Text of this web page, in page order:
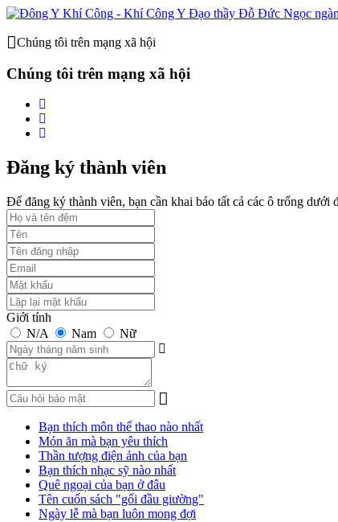
Chúng tôi trên mạng xã hội
Chúng tôi trên mạng xã hội
Đăng ký thành viên
Để đăng ký thành viên, bạn cần khai báo tất cả các ô trống dưới
Giới tính
N/A
Nam Nữ
Bạn thích môn thể thao nào nhất
Món ăn mà bạn yêu thích
Thần tượng điện ảnh của bạn
Bạn thích nhạc sỹ nào nhất
Quê ngoại của bạn ở đâu
Tên cuốn sách "gối đầu giường"
Ngày lễ mà bạn luôn mong đợi